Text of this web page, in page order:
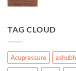
TAG CLOUD
Acupressure ashubh